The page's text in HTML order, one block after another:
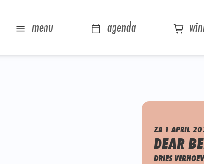
menu agenda
ZA 1 APRIL
DEAR
DRIES